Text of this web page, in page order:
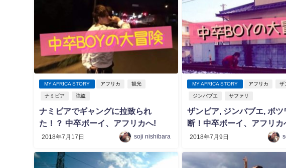
MY AFRICA STORY アフリカ 観光
ナミビア 強盗
ナミビアでギャングに拉致られ
た！？ 中卒ボーイ、アフリカへ!
2018年7月17日 soji nishibara
MY AFRICA STORY アフリカ ザ
ジンバブエ サファリ
ザンビア, ジンバブエ, ボツ
断！中卒ボーイ、アフリ
2018年7月9日